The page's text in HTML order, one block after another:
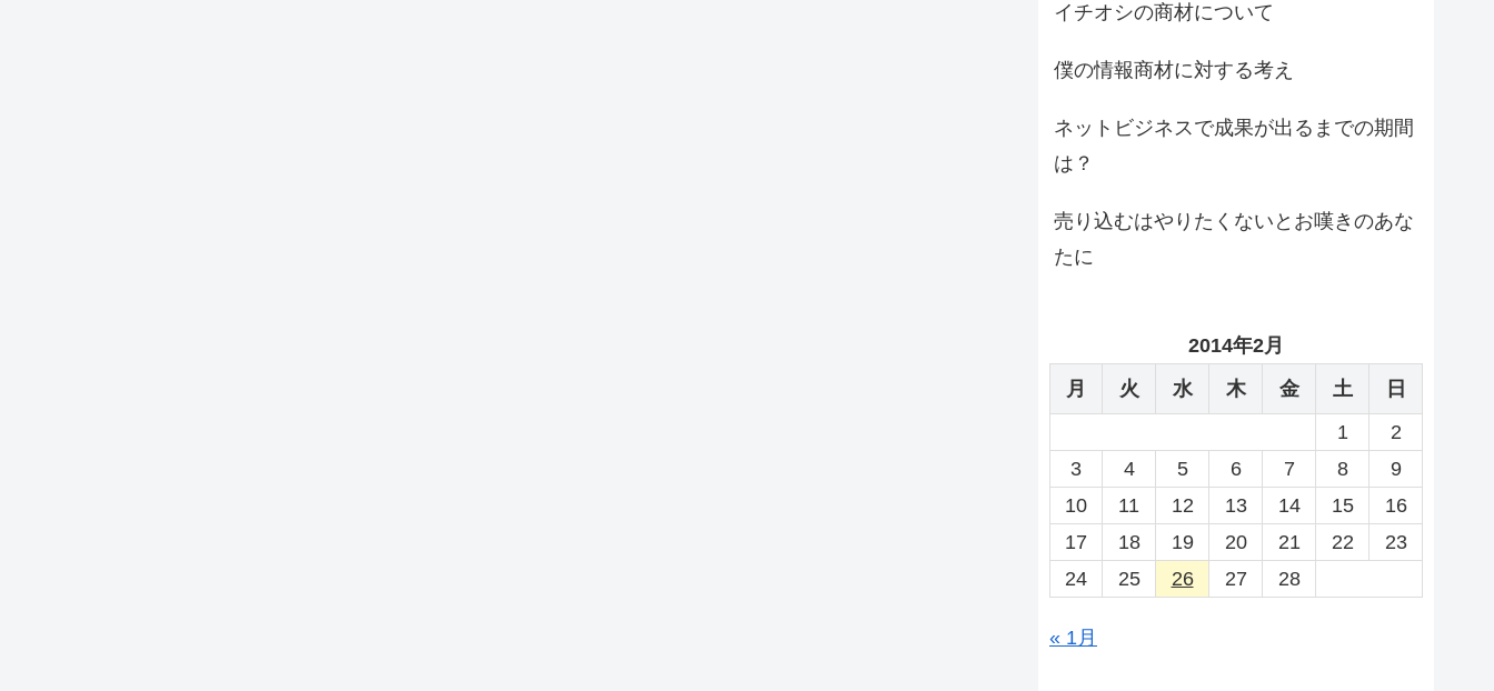
イチオシの商材について
僕の情報商材に対する考え
ネットビジネスで成果が出るまでの期間
は？
売り込むはやりたくないとお嘆きのあな
たに
2014年2月
月
火 水 木 金 土
日
1
2
3
4 5 6 7 8
9
10
11 12 13 14 15
16
17
18 19 20 21 22
23
24
25 26 27 28
« 1月